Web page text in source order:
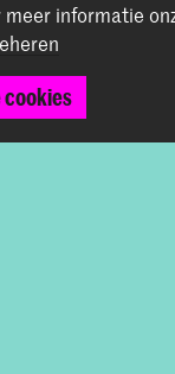
meer informatie
cookies